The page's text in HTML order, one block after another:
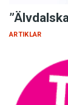
ARTIKLAR